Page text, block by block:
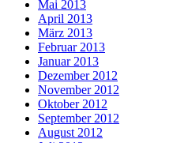
Mai 2013
April 2013
März 2013
Februar 2013
Januar 2013
Dezember 2012
November 2012
Oktober 2012
September 2012
August 2012